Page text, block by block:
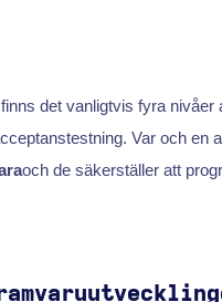
det vanligtvis fyra nivåer
Var och en
och de säkerställer att